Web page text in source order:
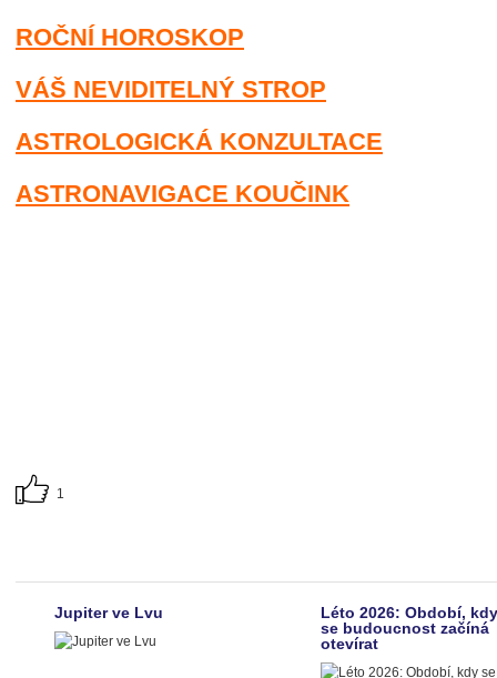
ROČNÍ HOROSKOP
VÁŠ NEVIDITELNÝ STROP
ASTROLOGICKÁ KONZULTACE
ASTRONAVIGACE KOUČINK
1
Jupiter ve Lvu
Léto 2026: Období, kdy
se budoucnost začíná
otevírat